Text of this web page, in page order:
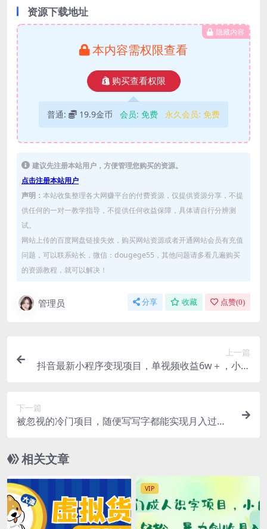
资源下载地址
隐藏内容
本内容需权限查看
购买查看权限
普通: 19.9金币 会员: 免费 永久会员: 免费
建议先注册本站用户，方便管理您购买的资源。
点击注册本站用户
声明： 本站收集整理各大网赚平台的付费资源，仅提供资源分享，不提
供任何的一对一教学指导，不提供任何收益保障，具体请自行分辨测
试。
网站上传的百度网盘链接失效，购买网站资源或者开通网站会员有充值
问题，可以联系站长，微信：dougege55，其他问题请多看几遍购买
的资源教程，就可以解决！
管理员 分享 收藏 点赞(0)
上一篇
抖音最新小程序变现项目，单视频收益6w＋，小白
下一篇
被忽视的冷门项目，随便写写字都能实现月入过
相关文章
VIP